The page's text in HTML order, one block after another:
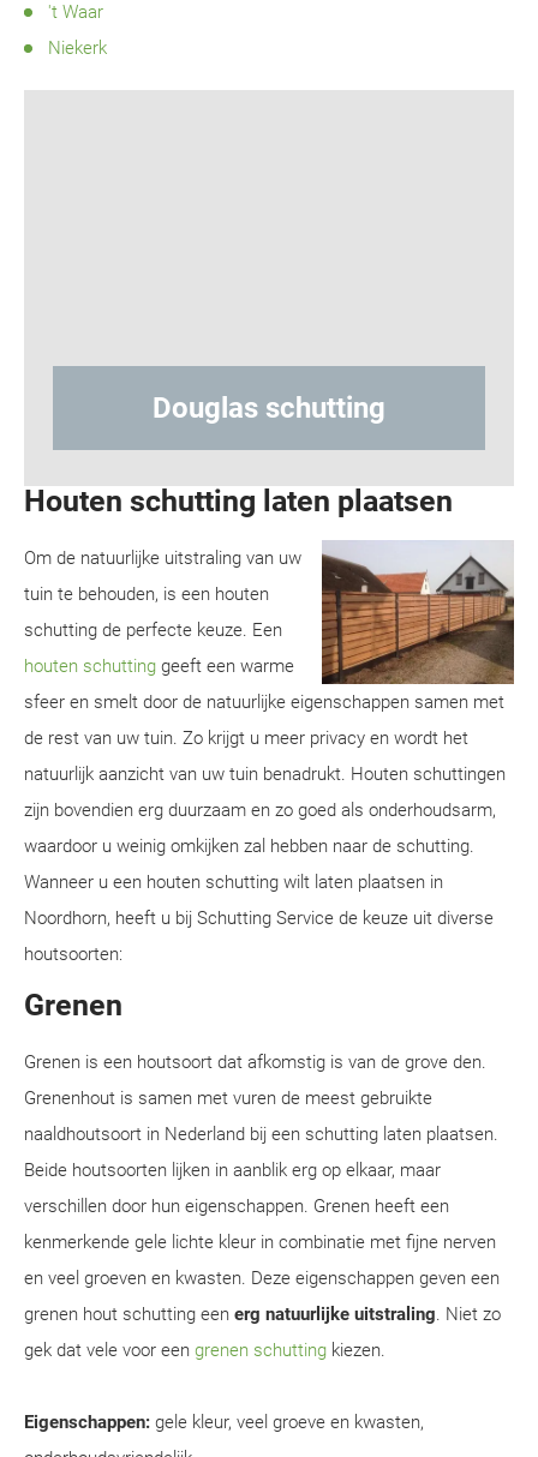
't Waar
Niekerk
Hout-betonschutting
Houten schutting laten plaatsen
Om de natuurlijke uitstraling van uw
tuin te behouden, is een houten
schutting de perfecte keuze. Een
houten schutting geeft een warme
sfeer en smelt door de natuurlijke eigenschappen samen met
de rest van uw tuin. Zo krijgt u meer privacy en wordt het
natuurlijk aanzicht van uw tuin benadrukt. Houten schuttingen
zijn bovendien erg duurzaam en zo goed als onderhoudsarm,
waardoor u weinig omkijken zal hebben naar de schutting.
Wanneer u een houten schutting wilt laten plaatsen in
Noordhorn, heeft u bij Schutting Service de keuze uit diverse
houtsoorten:
Grenen
Grenen is een houtsoort dat afkomstig is van de grove den.
Grenenhout is samen met vuren de meest gebruikte
naaldhoutsoort in Nederland bij een schutting laten plaatsen.
Beide houtsoorten lijken in aanblik erg op elkaar, maar
verschillen door hun eigenschappen. Grenen heeft een
kenmerkende gele lichte kleur in combinatie met fijne nerven
en veel groeven en kwasten. Deze eigenschappen geven een
grenen hout schutting een erg natuurlijke uitstraling. Niet zo
gek dat vele voor een grenen schutting kiezen.
Eigenschappen: gele kleur, veel groeve en kwasten,